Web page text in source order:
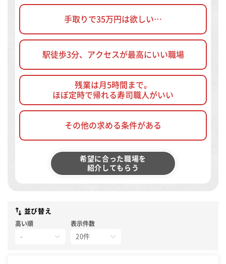
手取りで35万円は欲しい…
駅徒歩3分、アクセスが最高にいい職場
残業は月5時間まで。
ほぼ定時で帰れる寿司職人がいい
その他の求める条件がある
希望に合った職場を
紹介してもらう
並び替え
高い順 表示件数